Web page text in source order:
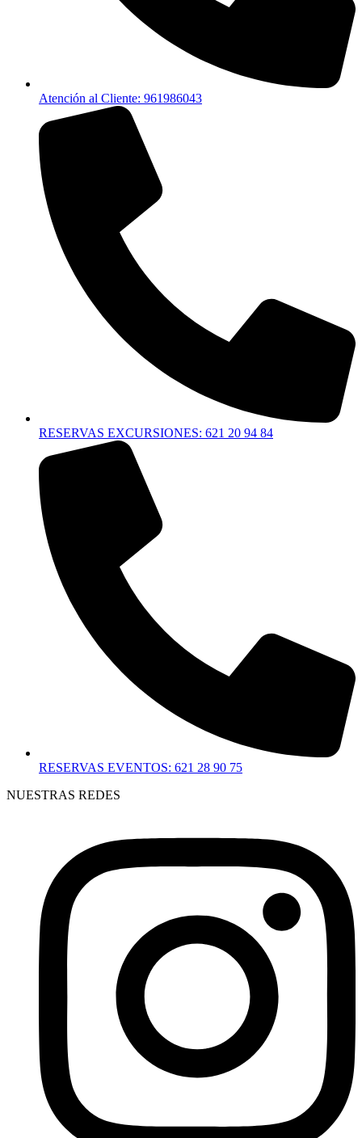
Atención al Cliente: 961986043
RESERVAS EXCURSIONES: 621 20 94 84
RESERVAS EVENTOS: 621 28 90 75
NUESTRAS REDES